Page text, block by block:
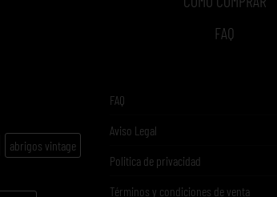
FAQ
abrigos vintage
FAQ
Aviso Legal
Politica de privacidad
Términos y condiciones de venta